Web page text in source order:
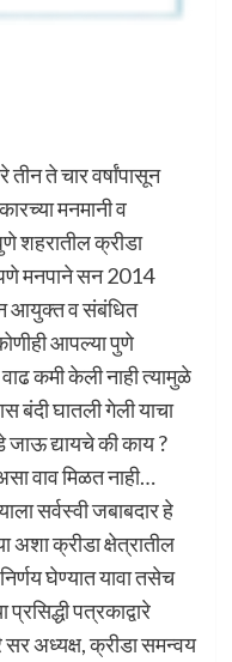
ते चार वर्षांपासून
मनमानी व
शहरातील क्रीडा
मनपाने सन 2014
आयुक्त व संबंधित
आपल्या पुणे
कमी केली नाही त्यामुळे
बंदी घातली गेली याचा
द्यायचे की काय ?
वाव मिळत नाही…
सर्वस्वी जबाबदार हे
क्रीडा क्षेत्रातील
घेण्यात यावा तसेच
पत्रकाद्वारे
अध्यक्ष, क्रीडा समन्वय